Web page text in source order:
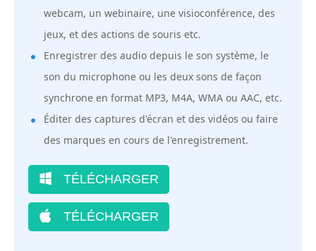
webcam, un webinaire, une visioconférence, des
jeux, et des actions de souris etc.
Enregistrer des audio depuis le son système, le
son du microphone ou les deux sons de façon
synchrone en format MP3, M4A, WMA ou AAC, etc.
Éditer des captures d'écran et des vidéos ou faire
des marques en cours de l'enregistrement.
TÉLÉCHARGER
TÉLÉCHARGER